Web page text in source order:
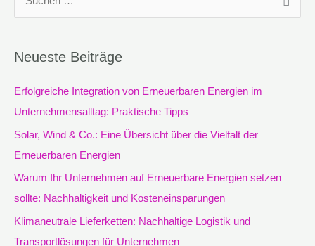
h
e
n
Neueste Beiträge
Erfolgreiche Integration von Erneuerbaren Energien im
Unternehmensalltag: Praktische Tipps
Solar, Wind & Co.: Eine Übersicht über die Vielfalt der
Erneuerbaren Energien
Warum Ihr Unternehmen auf Erneuerbare Energien setzen
sollte: Nachhaltigkeit und Kosteneinsparungen
Klimaneutrale Lieferketten: Nachhaltige Logistik und
Transportlösungen für Unternehmen